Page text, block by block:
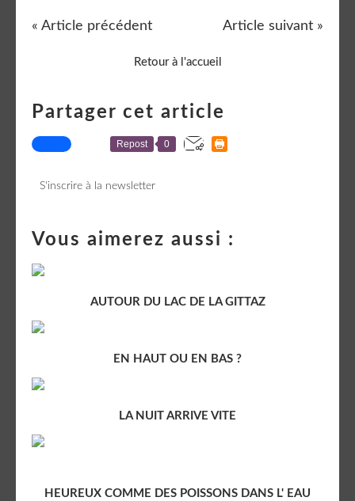
« Article précédent Article suivant »
Retour à l'accueil
Partager cet article
Repost 0
S'inscrire à la newsletter
Vous aimerez aussi :
AUTOUR DU LAC DE LA GITTAZ
EN HAUT OU EN BAS ?
LA NUIT ARRIVE VITE
HEUREUX COMME DES POISSONS DANS L' EAU